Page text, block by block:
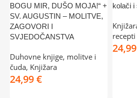
BOGU MIR, DUŠO MOJA!“ +
SV. AUGUSTIN – MOLITVE,
ZAGOVORI I
SVJEDOČANSTVA
Duhovne knjige, molitve i
čuda, Knjižara
€
kolači i
recepti